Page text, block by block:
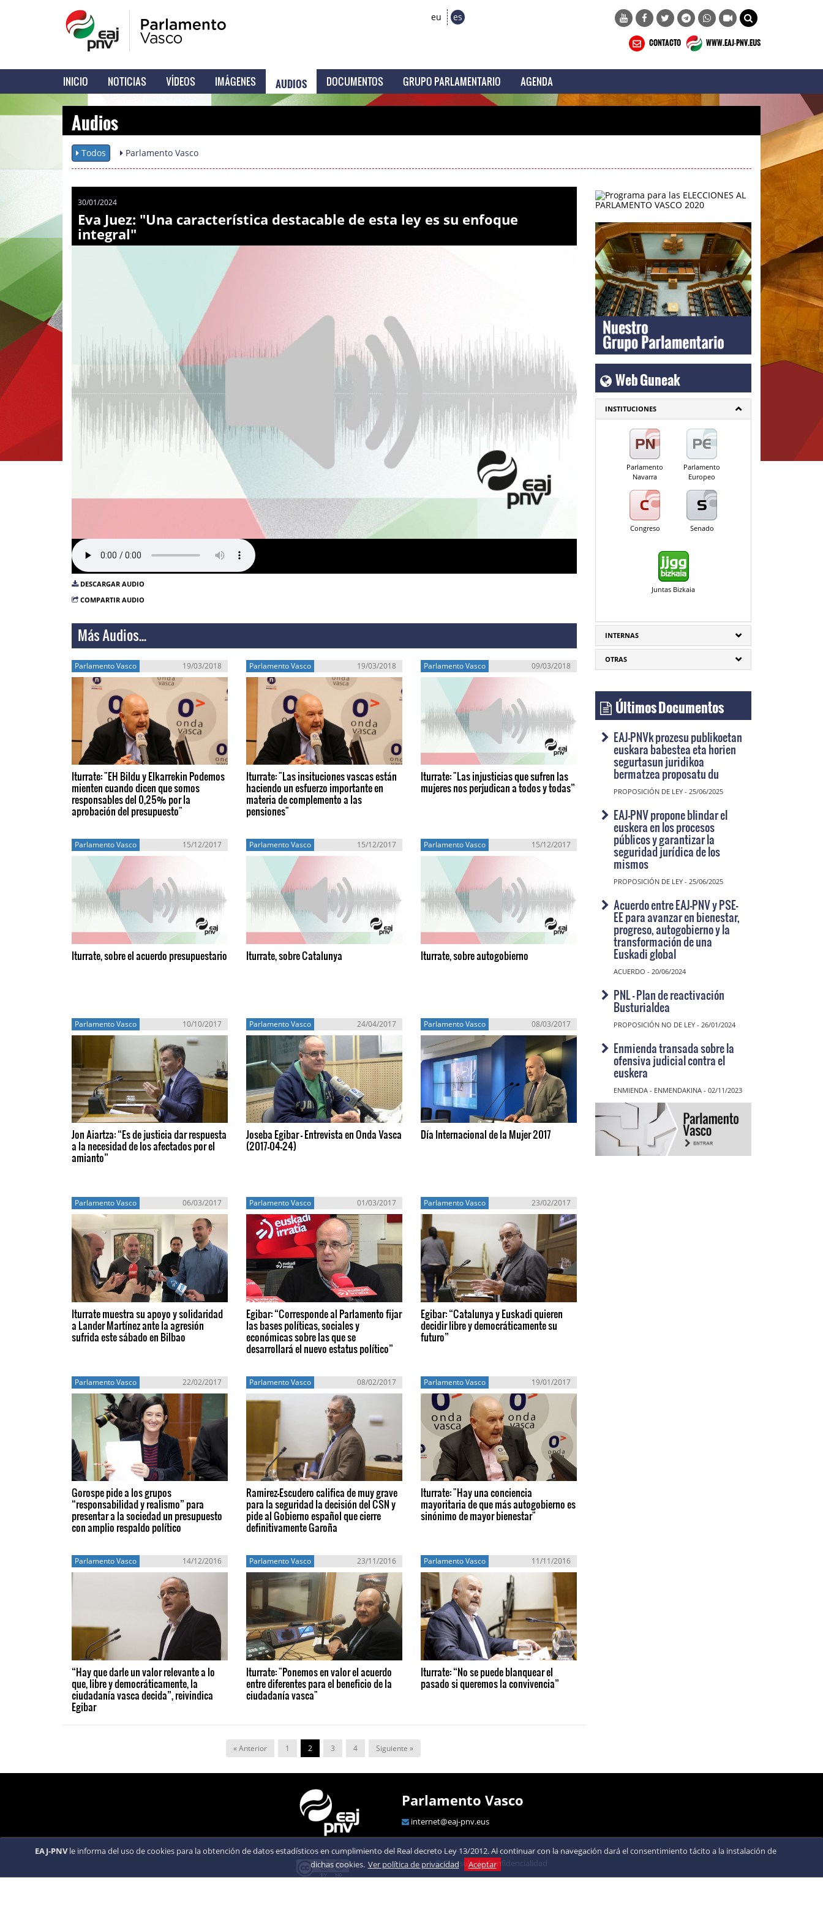
eu es
CONTACTO WWW.EAJ-PNV.EUS
INICIO NOTICIAS VÍDEOS IMÁGENES AUDIOS DOCUMENTOS GRUPO PARLAMENTARIO AGENDA
Audios
Todos Parlamento Vasco
30/01/2024
Eva Juez: "Una característica destacable de esta ley es su enfoque
integral"
DESCARGAR AUDIO
COMPARTIR AUDIO
Más Audios...
Parlamento Vasco 19/03/2018
Iturrate: "EH Bildu y Elkarrekin Podemos
mienten cuando dicen que somos
responsables del 0,25% por la
aprobación del presupuesto"
Parlamento Vasco 19/03/2018
Iturrate: "Las insituciones vascas están
haciendo un esfuerzo importante en
materia de complemento a las
pensiones"
Parlamento Vasco 09/03/2018
Iturrate: "Las injusticias que sufren las
mujeres nos perjudican a todos y todas”
Parlamento Vasco 15/12/2017
Iturrate, sobre el acuerdo presupuestario
Parlamento Vasco 15/12/2017
Iturrate, sobre Catalunya
Parlamento Vasco 15/12/2017
Iturrate, sobre autogobierno
Parlamento Vasco 10/10/2017
Jon Aiartza: “Es de justicia dar respuesta
a la necesidad de los afectados por el
amianto”
Parlamento Vasco 24/04/2017
Joseba Egibar - Entrevista en Onda Vasca
(2017-04-24)
Parlamento Vasco 08/03/2017
Día Internacional de la Mujer 2017
Parlamento Vasco 06/03/2017
Iturrate muestra su apoyo y solidaridad
a Lander Martínez ante la agresión
sufrida este sábado en Bilbao
Parlamento Vasco 01/03/2017
Egibar: “Corresponde al Parlamento fijar
las bases políticas, sociales y
económicas sobre las que se
desarrollará el nuevo estatus político”
Parlamento Vasco 23/02/2017
Egibar: “Catalunya y Euskadi quieren
decidir libre y democráticamente su
futuro”
Parlamento Vasco 22/02/2017
Gorospe pide a los grupos
“responsabilidad y realismo” para
presentar a la sociedad un presupuesto
con amplio respaldo político
Parlamento Vasco 08/02/2017
Ramirez-Escudero califica de muy grave
para la seguridad la decisión del CSN y
pide al Gobierno español que cierre
definitivamente Garoña
Parlamento Vasco 19/01/2017
Iturrate: "Hay una conciencia
mayoritaria de que más autogobierno es
sinónimo de mayor bienestar"
Parlamento Vasco 14/12/2016
“Hay que darle un valor relevante a lo
que, libre y democráticamente, la
ciudadanía vasca decida”, reivindica
Egibar
Parlamento Vasco 23/11/2016
Iturrate: "Ponemos en valor el acuerdo
entre diferentes para el beneficio de la
ciudadanía vasca"
Parlamento Vasco 11/11/2016
Iturrate: “No se puede blanquear el
pasado si queremos la convivencia”
« Anterior 1 2 3 4 Siguiente »
Web Guneak
INSTITUCIONES
Parlamento
Navarra
Parlamento
Europeo
Congreso Senado
Juntas Bizkaia
INTERNAS
OTRAS
Últimos Documentos
EAJ-PNVk prozesu publikoetan
euskara babestea eta horien
segurtasun juridikoa
bermatzea proposatu du
PROPOSICIÓN DE LEY - 25/06/2025
EAJ-PNV propone blindar el
euskera en los procesos
públicos y garantizar la
seguridad jurídica de los
mismos
PROPOSICIÓN DE LEY - 25/06/2025
Acuerdo entre EAJ-PNV y PSE-
EE para avanzar en bienestar,
progreso, autogobierno y la
transformación de una
Euskadi global
ACUERDO - 20/06/2024
PNL - Plan de reactivación
Busturialdea
PROPOSICIÓN NO DE LEY - 26/01/2024
Enmienda transada sobre la
ofensiva judicial contra el
euskera
ENMIENDA - ENMENDAKINA - 02/11/2023
Parlamento Vasco
internet@eaj-pnv.eus
Cláusula de Confidencialidad
EAJ-PNVle informa del uso de cookies para la obtención de datos estadísticos en cumplimiento del Real decreto Ley 13/2012. Al continuar con la navegación dará el consentimiento tácito a la instalación de
dichas cookies. Ver política de privacidad Aceptar